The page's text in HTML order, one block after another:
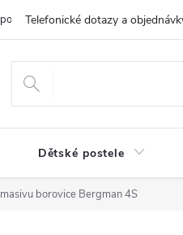
515
Obchodní podmínky
Dětské postele
borovice Bergman 4S